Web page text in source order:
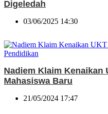
Digeledah
03/06/2025 14:30
Pendidikan
Nadiem Klaim Kenaikan
Mahasiswa Baru
21/05/2024 17:47